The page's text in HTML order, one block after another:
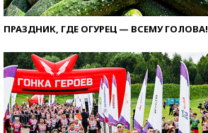
ПРАЗДНИК, ГДЕ ОГУРЕЦ — ВСЕМУ ГОЛОВА!